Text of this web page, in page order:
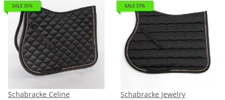
SALE 35%
Schabracke Celine
SALE 37%
Schabracke Jewelry